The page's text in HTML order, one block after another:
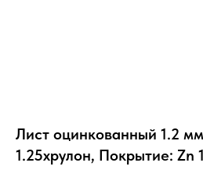
Лист оцинкованный 1.2
1.25хрулон, Покрытие: Zn